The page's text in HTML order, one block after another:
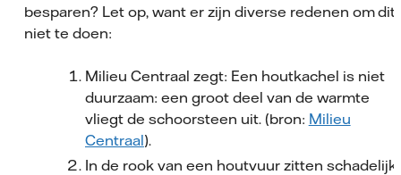
besparen? Let op, want er zijn diverse redenen om dit
niet te doen:
Milieu Centraal zegt: Een houtkachel is niet
duurzaam: een groot deel van de warmte
vliegt de schoorsteen uit. (bron: Milieu
Centraal).
In de rook van een houtvuur zitten